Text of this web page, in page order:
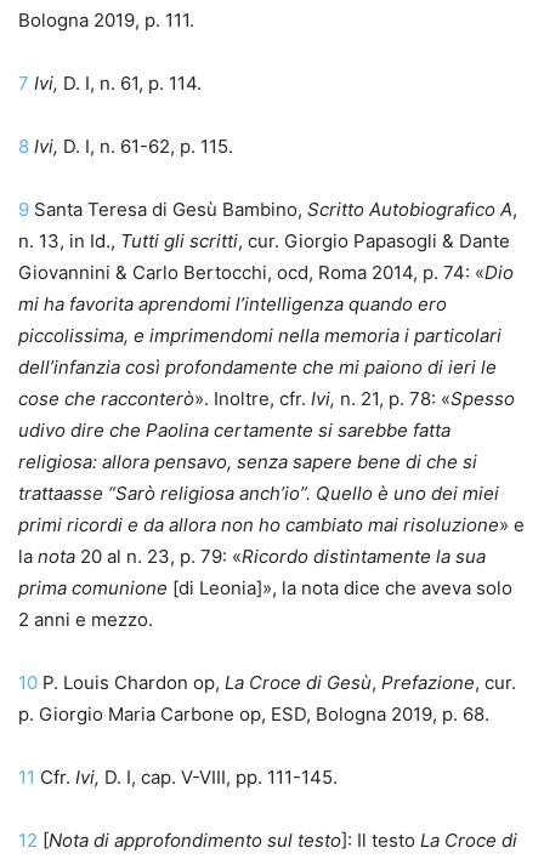
Bologna 2019, p. 111.
7 Ivi, D. I, n. 61, p. 114.
8 Ivi, D. I, n. 61-62, p. 115.
9 Santa Teresa di Gesù Bambino, Scritto Autobiografico A,
n. 13, in Id., Tutti gli scritti, cur. Giorgio Papasogli & Dante
Giovannini & Carlo Bertocchi, ocd, Roma 2014, p. 74: «Dio
mi ha favorita aprendomi l’intelligenza quando ero
piccolissima, e imprimendomi nella memoria i particolari
dell’infanzia così profondamente che mi paiono di ieri le
cose che racconterò». Inoltre, cfr. Ivi, n. 21, p. 78: «Spesso
udivo dire che Paolina certamente si sarebbe fatta
religiosa: allora pensavo, senza sapere bene di che si
trattaasse “Sarò religiosa anch’io”. Quello è uno dei miei
primi ricordi e da allora non ho cambiato mai risoluzione» e
la nota 20 al n. 23, p. 79: «Ricordo distintamente la sua
prima comunione [di Leonia]», la nota dice che aveva solo
2 anni e mezzo.
10 P. Louis Chardon op, La Croce di Gesù, Prefazione, cur.
p. Giorgio Maria Carbone op, ESD, Bologna 2019, p. 68.
11 Cfr. Ivi, D. I, cap. V-VIII, pp. 111-145.
12 [Nota di approfondimento sul testo]: Il testo La Croce di